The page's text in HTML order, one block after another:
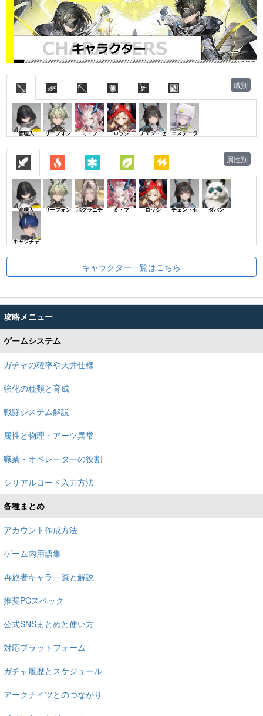
管理人 リーフォン ミ・フ ロッシ チェン・セ エステーラ
職別
管理人 リーフォン ポグラニチ ミ・フ ロッシ チェン・セ ダパン
キャッチャ
属性別
キャラクター一覧はこちら
攻略メニュー
ゲームシステム
ガチャの確率や天井仕様
強化の種類と育成
戦闘システム解説
属性と物理・アーツ異常
職業・オペレーターの役割
シリアルコード入力方法
各種まとめ
アカウント作成方法
ゲーム内用語集
再旅者キャラ一覧と解説
推奨PCスペック
公式SNSまとめと使い方
対応プラットフォーム
ガチャ履歴とスケジュール
アークナイツとのつながり